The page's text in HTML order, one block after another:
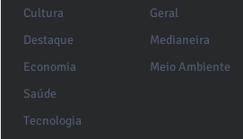
Cultura
Destaque
Economia
Geral
Medianeira
Meio Ambiente
Saúde
Tecnologia